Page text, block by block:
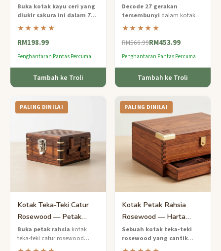
Sakura 7 Langkah Tahap
Mudah
Buka kotak kayu ceri yang
diukir sakura ini dalam 7
langkah lembut
teka-teki Jepun yang mesra
pemula dengan seni floral
★★★★★
RM198.99
Penghantaran Pantas Percuma
Tambah ke Troli
27 Langkah Tahap Pakar
Decode 27 gerakan
tersembunyi dalam kotak
helah buluh Karakuri yang
dinilai pakar ini — gabungan
kejuruteraan teka-teki Jepun
★★★★★
RM566.99RM453.99
Penghantaran Pantas Percuma
Tambah ke Troli
PALING DINILAI
Kotak Teka-Teki Catur
Rosewood — Petak
Rahsia Buatan Tangan
Pakar
Buka petak rahsia kotak
teka-teki catur rosewood
buatan tangan ini — teka-teki
PALING DINILAI
Kotak Petak Rahsia
Rosewood — Harta
Tersembunyi Sukar untuk
Wanita
Sebuah kotak teka-teki
rosewood yang cantik
dengan kompartmen